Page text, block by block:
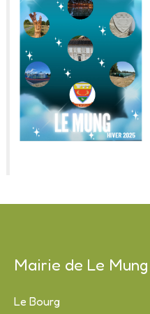
Mairie de Le Mung
Le Bourg